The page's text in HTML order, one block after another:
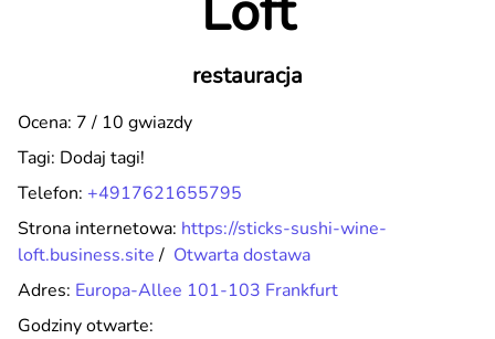
restauracja
Ocena: 7 / 10 gwiazdy
Tagi: Dodaj tagi!
Telefon: +4917621655795
Strona internetowa: https://sticks-sushi-wine-
loft.business.site/ Otwarta dostawa
Adres: Europa-Allee 101-103 Frankfurt
Godziny otwarte: